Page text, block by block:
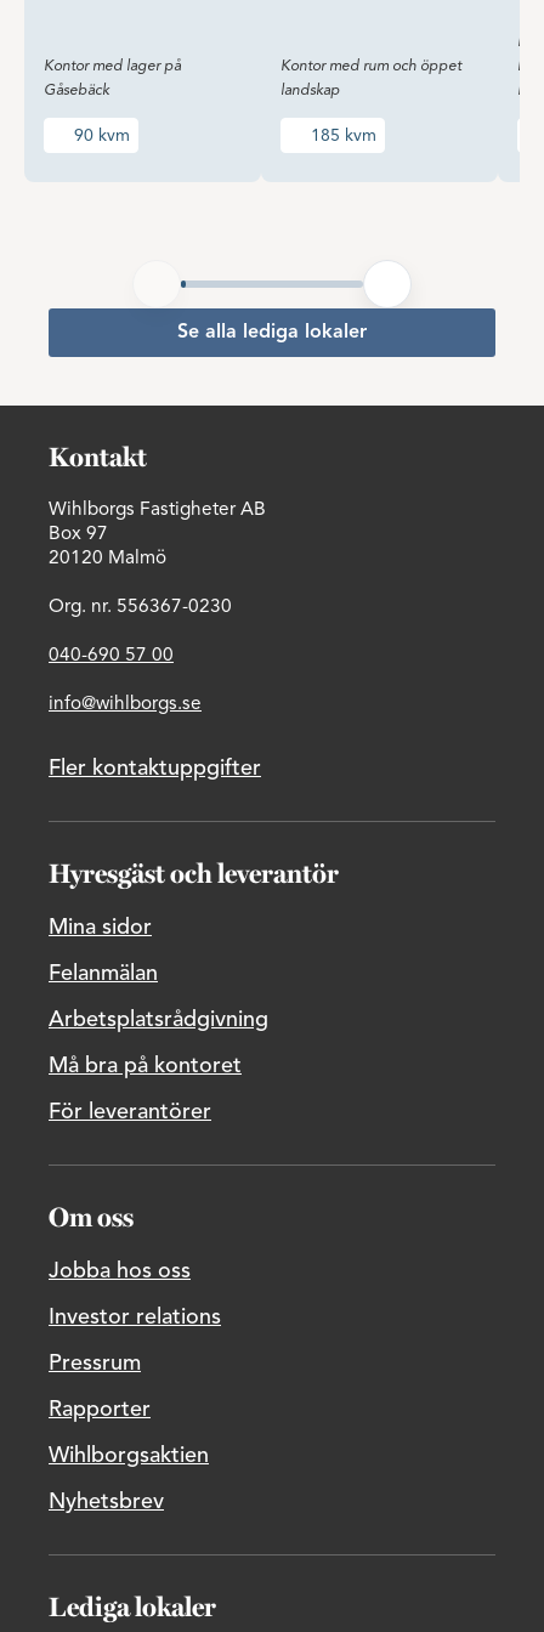
Kontor med lager på
Gåsebäck
90 kvm
Kontor med rum och öppet
landskap
185 kvm
Se alla lediga lokaler
Kontakt
Wihlborgs Fastigheter AB
Box 97
20120 Malmö
Org. nr. 556367-0230
040-690 57 00
info@wihlborgs.se
Fler kontaktuppgifter
Hyresgäst och leverantör
Mina sidor
Felanmälan
Arbetsplatsrådgivning
Må bra på kontoret
För leverantörer
Om oss
Jobba hos oss
Investor relations
Pressrum
Rapporter
Wihlborgsaktien
Nyhetsbrev
Lediga lokaler